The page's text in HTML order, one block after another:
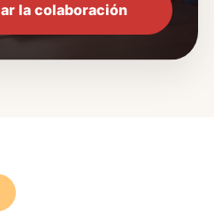
la colaboración